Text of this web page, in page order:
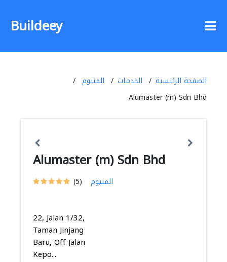
Buildeey
الصفحة الرئيسية الخدمات
المنيوم
Alumaster (m) Sdn Bhd
Alumaster (m) Sdn Bhd
(5) المنيوم
22, Jalan 1/32,
Taman Jinjang
Baru, Off Jalan
Kepo...